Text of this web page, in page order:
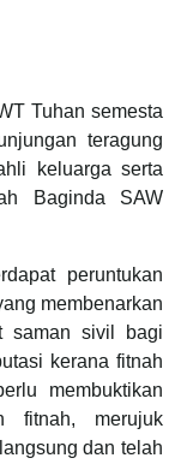
Tuhan semesta
teragung
keluarga serta
Baginda SAW
peruntukan
membenarkan
saman sivil bagi
kerana fitnah
membuktikan
fitnah, merujuk
dan telah